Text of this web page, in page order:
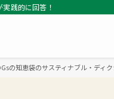
践的に回答！
の知恵袋のサスティナブル・ディ